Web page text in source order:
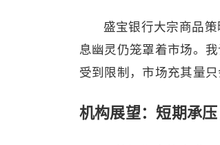
盛宝银行大宗商品
息幽灵仍笼罩着市场。
受到限制，市场充其量
机构展望：短期承